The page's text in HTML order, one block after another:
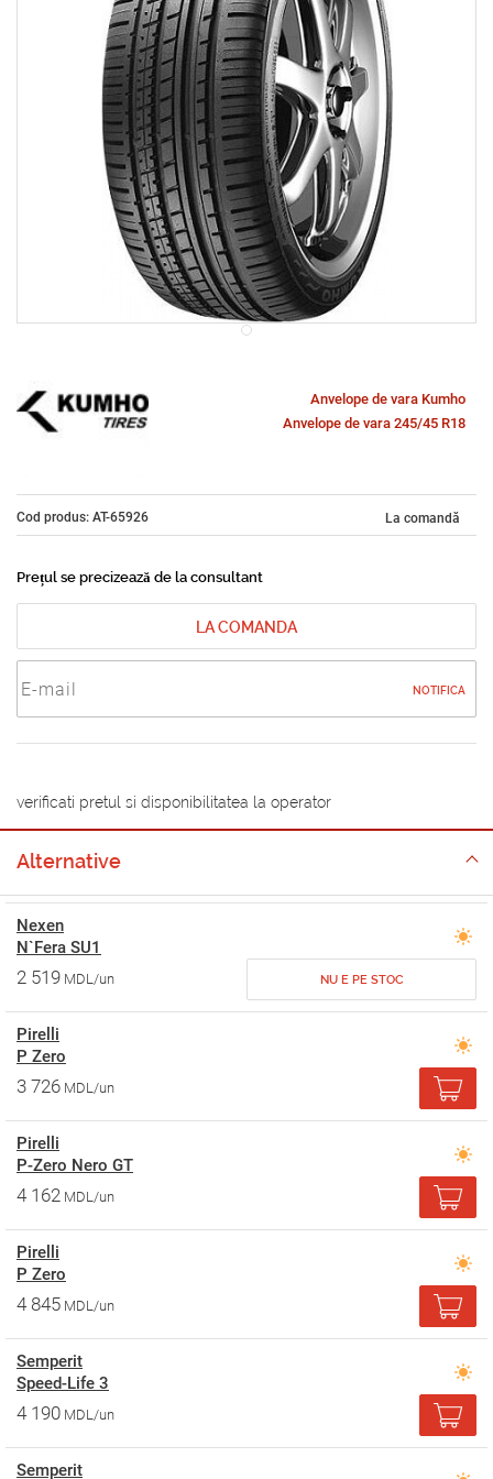
Anvelope de vara Kumho
Anvelope de vara 245/45 R18
Cod produs: AT-65926 La comandă
Prețul se precizează de la consultant
LA COMANDA
NOTIFICA
verificati pretul si disponibilitatea la operator
Alternative
Nexen
N`Fera SU1
2 519 MDL/un NU E PE STOC
Pirelli
P Zero
3 726 MDL/un
Pirelli
P-Zero Nero GT
4 162 MDL/un
Pirelli
P Zero
4 845 MDL/un
Semperit
Speed-Life 3
4 190 MDL/un
Semperit